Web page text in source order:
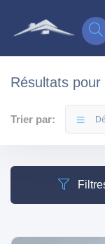
Résultats pour
Trier par: